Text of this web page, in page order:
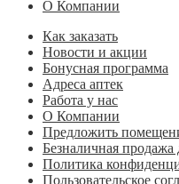
О Компании
Как заказать
Новости и акции
Бонусная программа
Адреса аптек
Работа у нас
О Компании
Предложить
Безналичная
Политика
Пользовательское